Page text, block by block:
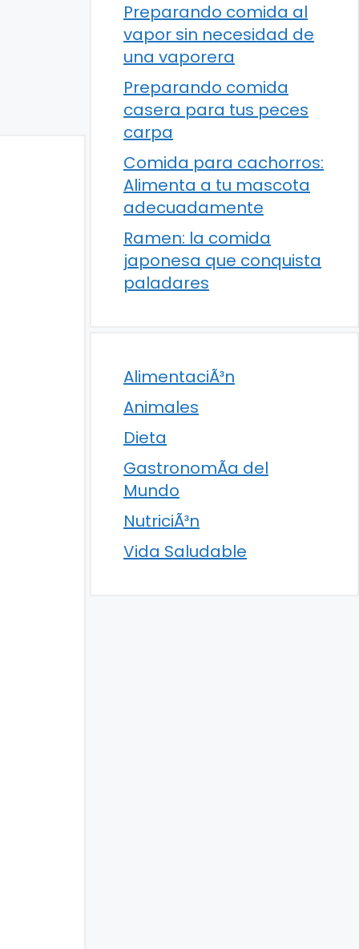
Preparando comida al
vapor sin necesidad de
una vaporera
Preparando comida
casera para tus peces
carpa
Comida para cachorros:
Alimenta a tu mascota
adecuadamente
Ramen: la comida
japonesa que conquista
paladares
AlimentaciÃ³n
Animales
Dieta
GastronomÃ­a del
Mundo
NutriciÃ³n
Vida Saludable